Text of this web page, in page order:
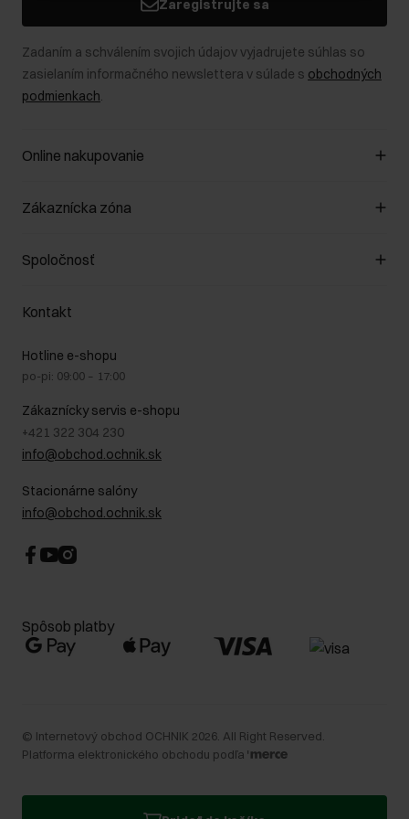
Zaregistrujte sa
Zadaním a schválením svojich údajov vyjadrujete súhlas so
zasielaním informačného newslettera v súlade s obchodných
podmienkach.
Online nakupovanie
Spravovať súbory cookie
Spôsob platby
Vrátenie
Zákaznícka zóna
Zákazníky klub
Pravidlá propagácie
Starostlivosť o kožu
Bezpečné nakupovanie
Blog
Najčastejšie kladené otázky (FAQ)
Spoločnosť
O nás
GDPR - Zásady ochrany osobných údajov
Právne informácie
Kontakt
Hotline e-shopu
po-pi: 09:00 – 17:00
Zákaznícky servis e-shopu
+421 322 304 230
info@obchod.ochnik.sk
Stacionárne salóny
info@obchod.ochnik.sk
Spôsob platby
© Internetový obchod OCHNIK 2026 . All Right Reserved.
Platforma elektronického obchodu podľa